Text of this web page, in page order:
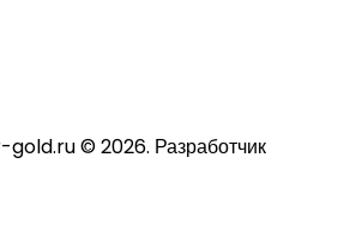
© 2026. Разработчик